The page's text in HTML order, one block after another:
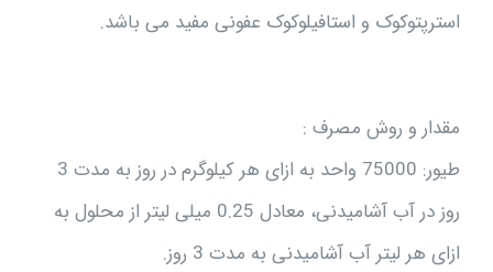
استرپتوکوک و استافیلوکوک عفونی مفید می باشد.
مقدار و روش مصرف :
طیور: 75000 واحد به ازای هر کیلوگرم در روز به مدت 3
روز در آب آشامیدنی، معادل 0.25 میلی لیتر از محلول به
ازای هر لیتر آب آشامیدنی به مدت 3 روز.